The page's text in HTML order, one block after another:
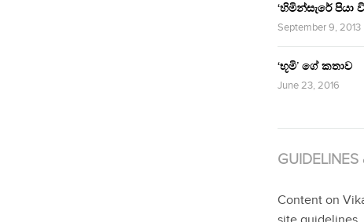
‘හිමින්සැරේ පියා
September 9, 2013
‘භූමි’ ගේ කතාව
June 23, 2016
Content on